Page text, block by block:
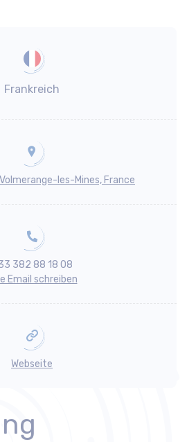
Frankreich
les-Mines, France
382 88 18 08
Email schreiben
Webseite